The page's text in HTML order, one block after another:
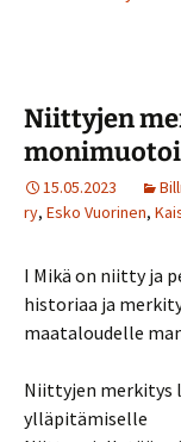
Niittyjen
15.05.2023
ry, Esko Vuorinen,
I Mikä on niitty ja
historiaa ja
maataloudelle
Niittyjen merkitys
ylläpitämiselle